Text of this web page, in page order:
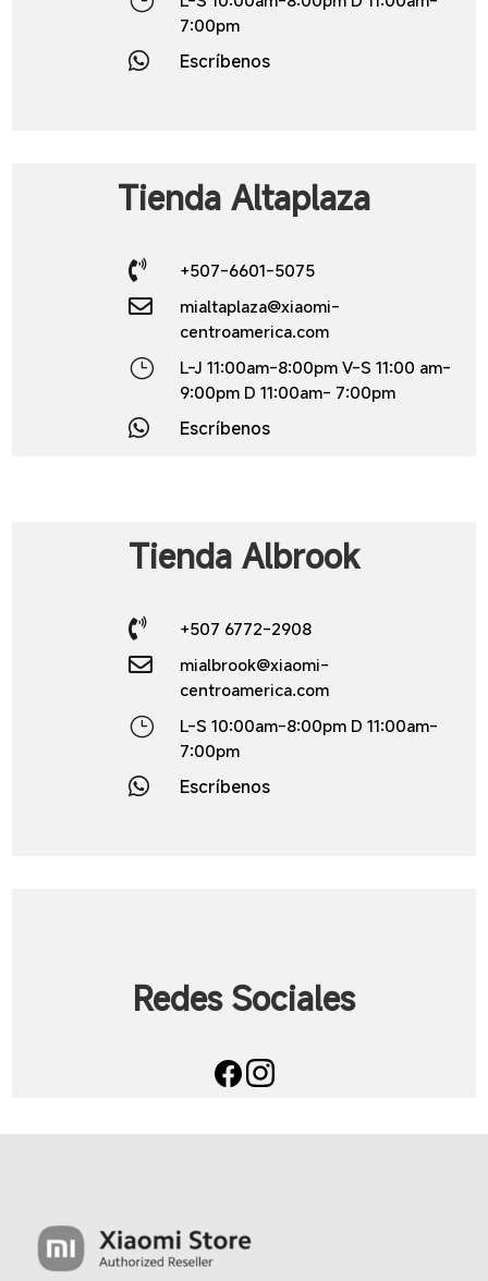
7:00pm
 Escríbenos
Tienda Altaplaza
 +507-6601-5075

mialtaplaza@xiaomi-
centroamerica.com
}
L-J 11:00am-8:00pm V-S 11:00 am-
9:00pm D 11:00am- 7:00pm
 Escríbenos
Tienda Albrook
 +507 6772-2908

mialbrook@xiaomi-
centroamerica.com
}
L-S 10:00am-8:00pm D 11:00am-
7:00pm
 Escríbenos
Redes Sociales